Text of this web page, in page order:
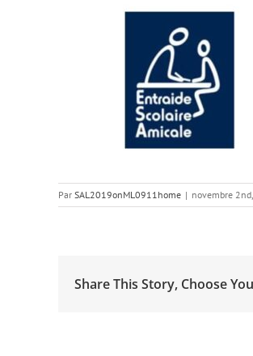
Par SAL2019onML0911home | novembre
Share This Story, Choose